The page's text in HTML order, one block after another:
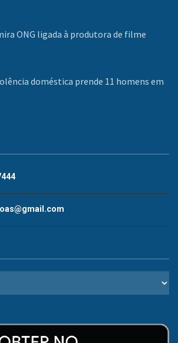
ONG ligada à produtora de filme
doméstica prende 11 homens em